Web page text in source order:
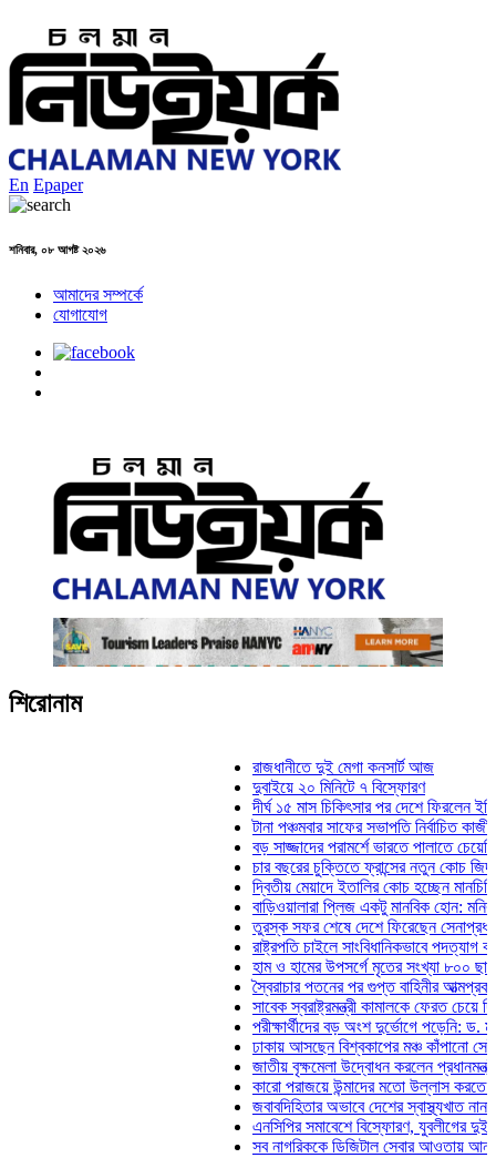
En Epaper
শনিবার, ০৮ আগষ্ট ২০২৬
আমাদের সম্পর্কে
যোগাযোগ
শিরোনাম
রাজধানীতে দুই মেগা কনসার্ট আজ
দুবাইয়ে ২০ মিনিটে ৭ বিস্ফোরণ
দীর্ঘ ১৫ মাস চিকিৎসার পর দেশে ফিরলেন ইলিয়াস
টানা পঞ্চমবার সাফের সভাপতি নির্বাচিত কাজী
বড় সাজ্জাদের পরামর্শে ভারতে পালাতে চেয়েছিলেন
চার বছরের চুক্তিতে ফ্রান্সের নতুন কোচ জিদান
দ্বিতীয় মেয়াদে ইতালির কোচ হচ্ছেন মানচিনি
বাড়িওয়ালারা প্লিজ একটু মানবিক হোন: মনিরা মিঠু
তুরস্ক সফর শেষে দেশে ফিরেছেন সেনাপ্রধান
রাষ্ট্রপতি চাইলে সাংবিধানিকভাবে পদত্যাগ করতে
হাম ও হামের উপসর্গে মৃতের সংখ্যা ৮০০ ছাড়াল
স্বৈরাচার পতনের পর গুপ্ত বাহিনীর আত্মপ্রকাশ:
সাবেক স্বরাষ্ট্রমন্ত্রী কামালকে ফেরত চেয়ে দিল্লিকে
পরীক্ষার্থীদের বড় অংশ দুর্ভোগে পড়েনি: ড. মাহ্‌দী
ঢাকায় আসছেন বিশ্বকাপের মঞ্চ কাঁপানো সেই সঞ্জয়
জাতীয় বৃক্ষমেলা উদ্বোধন করলেন প্রধানমন্ত্রী
কারো পরাজয়ে উন্মাদের মতো উল্লাস করতে হয় না:
জবাবদিহিতার অভাবে দেশের স্বাস্থ্যখাত নানা
এনসিপির সমাবেশে বিস্ফোরণ, যুবলীগের দুই
সব নাগরিককে ডিজিটাল সেবার আওতায় আনতে হবে: